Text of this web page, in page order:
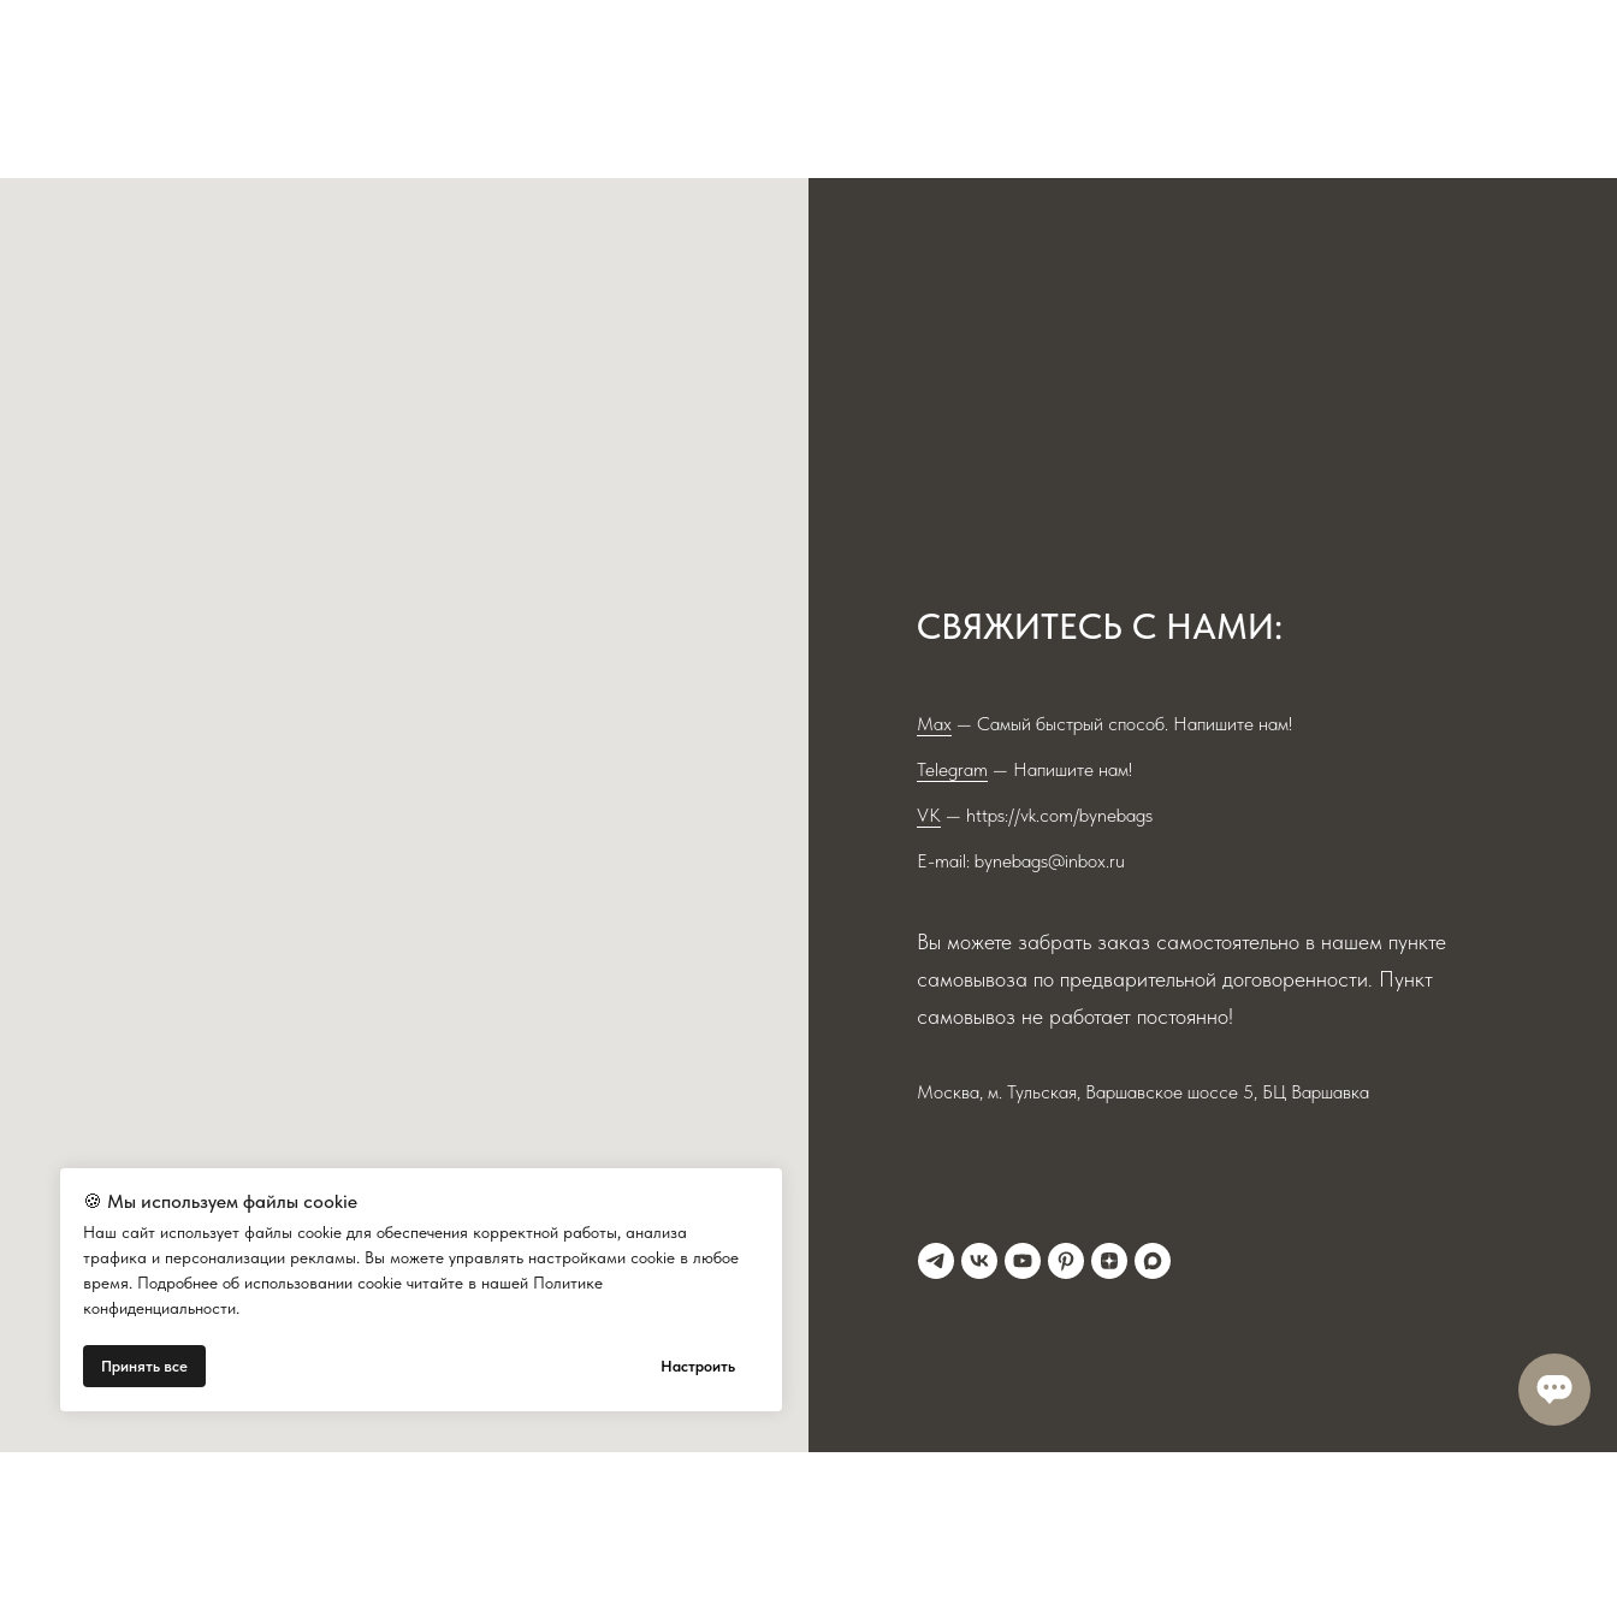
🍪 Мы используем файлы cookie
Наш сайт использует файлы cookie для обеспечения корректной работы, анализа
трафика и персонализации рекламы. Вы можете управлять настройками cookie в любое
время. Подробнее об использовании cookie читайте в нашей Политике
конфиденциальности.
Принять все Настроить
СВЯЖИТЕСЬ С НАМИ:
Max — Самый быстрый способ. Напишите нам!
Telegram — Напишите нам!
VK — https://vk.com/bynebags
E-mail: bynebags@inbox.ru
Вы можете забрать заказ самостоятельно в нашем пункте
самовывоза по предварительной договоренности. Пункт
самовывоз не работает постоянно!
Москва, м. Тульская, Варшавское шоссе 5, БЦ Варшавка